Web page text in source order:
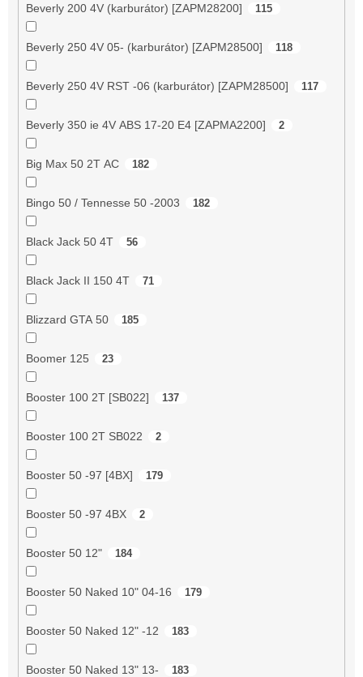
Beverly 200 4V (karburátor) [ZAPM28200] 115
Beverly 250 4V 05- (karburátor) [ZAPM28500] 118
Beverly 250 4V RST -06 (karburátor) [ZAPM28500] 117
Beverly 350 ie 4V ABS 17-20 E4 [ZAPMA2200] 2
Big Max 50 2T AC 182
Bingo 50 / Tennesse 50 -2003 182
Black Jack 50 4T 56
Black Jack II 150 4T 71
Blizzard GTA 50 185
Boomer 125 23
Booster 100 2T [SB022] 137
Booster 100 2T SB022 2
Booster 50 -97 [4BX] 179
Booster 50 -97 4BX 2
Booster 50 12" 184
Booster 50 Naked 10" 04-16 179
Booster 50 Naked 12" -12 183
Booster 50 Naked 13" 13- 183